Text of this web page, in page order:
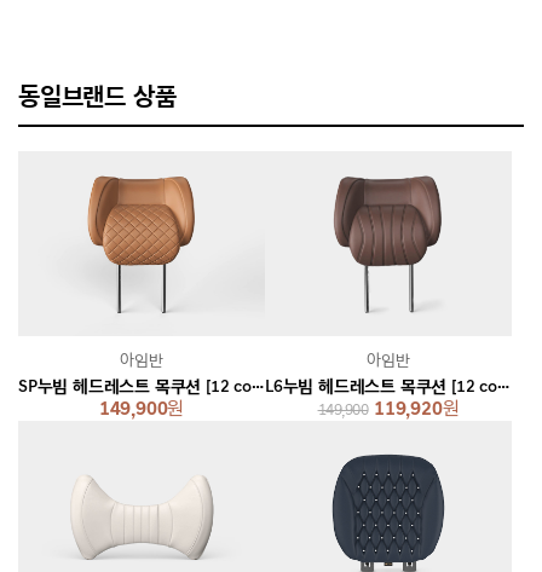
동일브랜드 상품
SP누빔 헤드레스트 목쿠션 [12 colors]
149,900원
아임반
L6누빔 헤드레스트 목쿠션 [12 colors]
149,900 119,920원
아임반